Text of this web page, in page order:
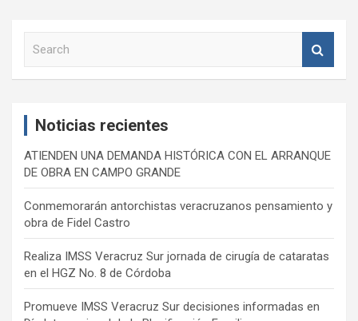
Noticias recientes
ATIENDEN UNA DEMANDA HISTÓRICA CON EL ARRANQUE
DE OBRA EN CAMPO GRANDE
Conmemorarán antorchistas veracruzanos pensamiento y
obra de Fidel Castro
Realiza IMSS Veracruz Sur jornada de cirugía de cataratas
en el HGZ No. 8 de Córdoba
Promueve IMSS Veracruz Sur decisiones informadas en